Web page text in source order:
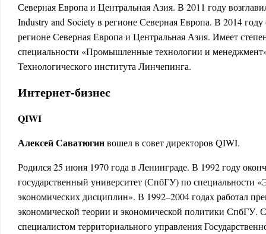
Северная Европа и Центральная Азия. В 2011 году
Industry and Society в регионе Северная Европа. В 2014 году
регионе Северная Европа и Центральная Азия. Имеет
специальности «Промышленные технологии и
Технологического института Линчепинга.
Интернет-бизнес
QIWI
Алексей Саватюгинвошел в совет директоров QIWI.
Родился 25 июня 1970 года в Ленинграде. В 1992 году
государственный университет (СпбГУ) по специальности
экономических дисциплин». В 1992–2004 годах работал
экономической теории и экономической политики СпбГУ.
специалистом территориального управления